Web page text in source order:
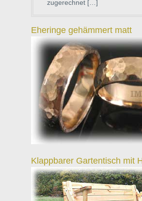
zugerechnet […]
Eheringe gehämmert matt
Klappbarer Gartentisch mit